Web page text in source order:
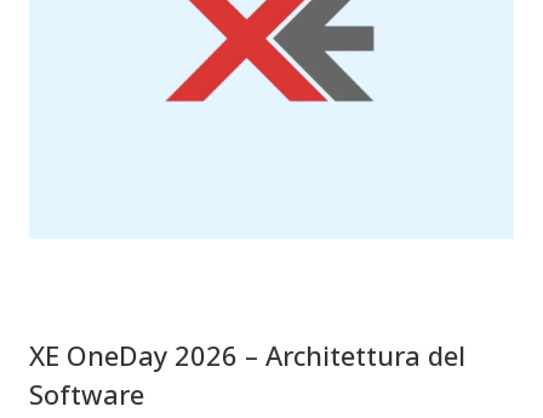
XE OneDay 2026 – Architettura del
Software